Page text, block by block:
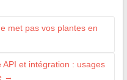
met pas vos plantes en
et intégration : usages
→